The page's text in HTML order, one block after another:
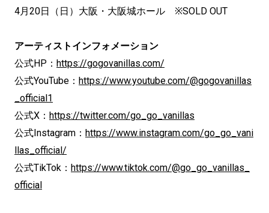
4月20日（日）大阪・大阪城ホール ※SOLD OUT
アーティストインフォメーション
公式HP： https://gogovanillas.com/
公式YouTube： https://www.youtube.com/@gogovanillas
_official1
公式X： https://twitter.com/go_go_vanillas
公式Instagram： https://www.instagram.com/go_go_vani
llas_official/
公式TikTok： https://www.tiktok.com/@go_go_vanillas_
official